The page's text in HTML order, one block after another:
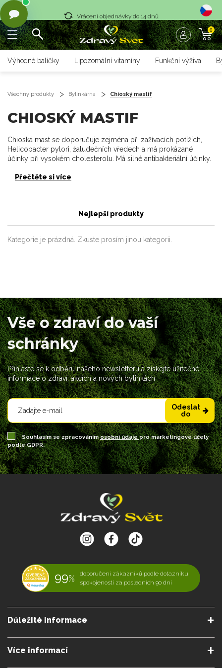
Rychlé dodání <36 hodin
Rychlé dodání <36 hodin
0
Výhodné balíčky Lipozomální vitamíny Funkční výživa
Všechny produkty Bylinkárna Chioský mastif
CHIOSKÝ MASTIF
Chioská mast se doporučuje zejména při zažívacích potížích,
Helicobacter pylori, žaludečních vředech a má prokázané
účinky při vysokém cholesterolu. Má silné antibakteriální účinky.
Přečtěte si více
Nejlepší produkty
Kategorie je prázdná. Zkuste prosím jinou kategorii.
Vše o zdraví do vaší
schránky
Přihlaste se k odběru našeho newsletteru a získejte užitečné
informace o zdraví, akcích a nových bylinkách
Odeslat
do
Souhlasím se zpracovánímosobní údajepro marketingové účely
podle GDPR.
99%
doporučení zákazníků podle dotazníku
spokojenosti za posledních 90 dní
Důležité informace
Více informací